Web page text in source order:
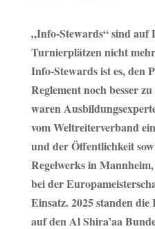
„Info-Stewards“ sind auf
Turnierplätzen nicht
Info-Stewards ist es, den
Reglement noch besser
waren
vom Weltreiterverband
und der Öffentlichkeit
Regelwerks in
bei der
Einsatz. 2025 standen
auf den Al Shira’aa